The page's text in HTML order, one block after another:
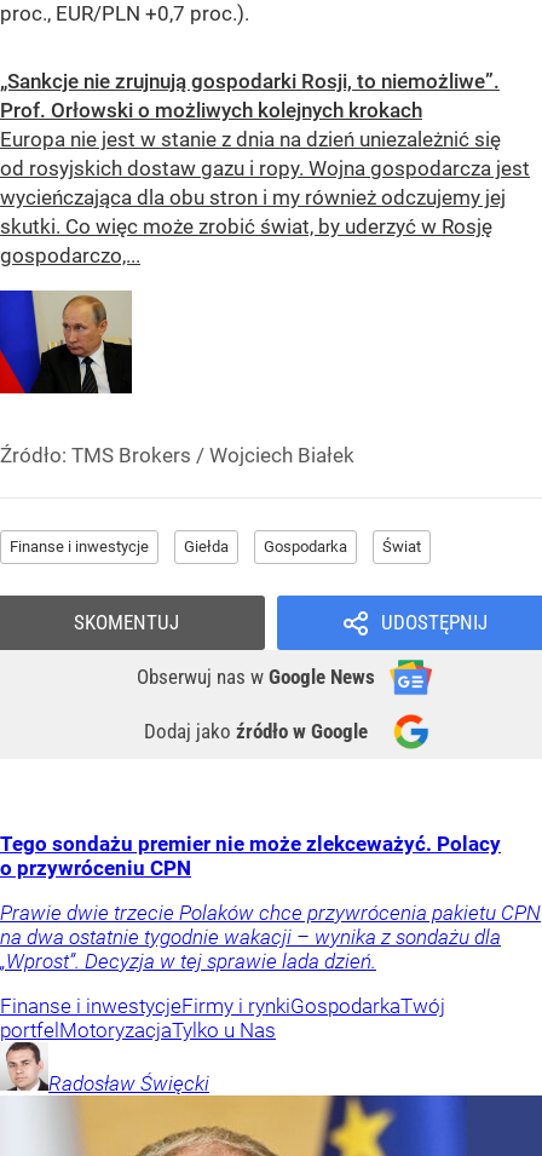
proc., EUR/PLN +0,7 proc.).
„Sankcje nie zrujnują gospodarki Rosji, to niemożliwe”.
Prof. Orłowski o możliwych kolejnych krokach
Europa nie jest w stanie z dnia na dzień uniezależnić się
od rosyjskich dostaw gazu i ropy. Wojna gospodarcza jest
wycieńczająca dla obu stron i my również odczujemy jej
skutki. Co więc może zrobić świat, by uderzyć w Rosję
gospodarczo,...
Źródło: TMS Brokers / Wojciech Białek
Finanse i inwestycje Giełda Gospodarka Świat
UDOSTĘPNIJ
Obserwuj nas w Google News
Dodaj jako źródło w Google
SKOMENTUJ
Tego sondażu premier nie może zlekceważyć. Polacy
o przywróceniu CPN
Prawie dwie trzecie Polaków chce przywrócenia pakietu CPN
na dwa ostatnie tygodnie wakacji – wynika z sondażu dla
„Wprost”. Decyzja w tej sprawie lada dzień.
Finanse i inwestycjeFirmy i rynkiGospodarkaTwój
portfel MotoryzacjaTylko u Nas
Radosław Święcki